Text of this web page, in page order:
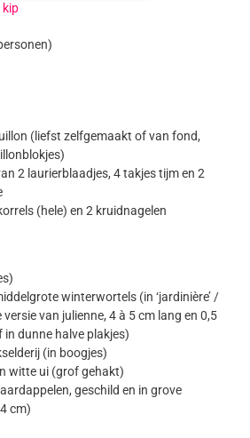
kip
(liefst zelfgemaakt of van fond,
2 laurierblaadjes, 4 takjes tijm en 2
(hele) en 2 kruidnagelen
winterwortels (in ‘jardinière’ /
versie van julienne, 4 à 5 cm lang en 0,5
in dunne halve plakjes)
(in boogjes)
witte ui (grof gehakt)
geschild en in grove
cm)